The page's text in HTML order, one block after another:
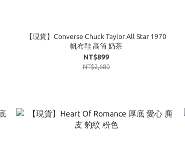
【現貨】Converse Chuck Taylor All Star 1970
帆布鞋 高筒 奶茶
NT$899
NT$2,680